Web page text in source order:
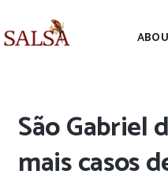
ABOUT SALSA
São Gabriel
mais casos